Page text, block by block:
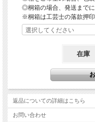
窯出しをして焼ヒビなどが無い
大桂がこの世界に入るきっかけ
碗が雪が解け地肌が見えるよう
少なすぎても納得のいく作品と
とランク分けをし価格もランク
原材料を使い全工程を手作業で
一つ微妙に違いますので、悪し
出来るだけ色や質感がわかりや
てますが、照明の映り込みが多
◎桐箱の場合、発送までに
※桐箱は工芸士の落款押印
在庫
返品についての詳細はこちら
お問い合わせ